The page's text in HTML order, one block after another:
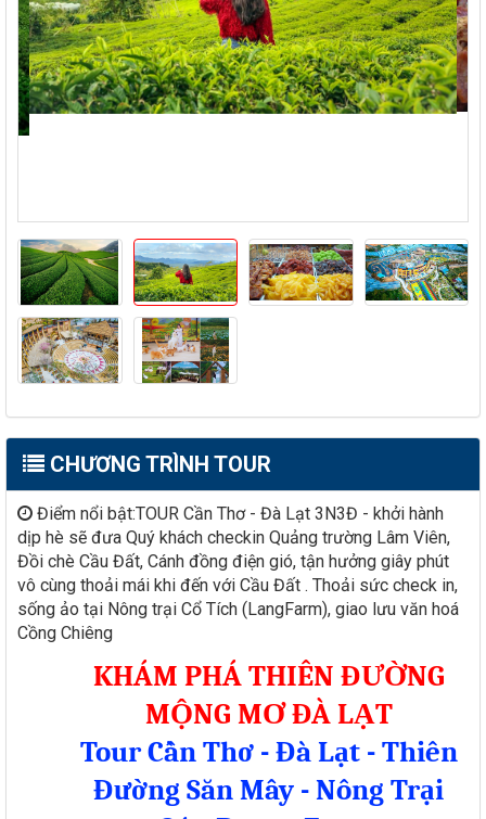
CHƯƠNG TRÌNH TOUR
Điểm nổi bật:TOUR Cần Thơ - Đà Lạt 3N3Đ - khởi hành
dịp hè sẽ đưa Quý khách checkin Quảng trường Lâm Viên,
Đồi chè Cầu Đất, Cánh đồng điện gió, tận hưởng giây phút
vô cùng thoải mái khi đến với Cầu Đất . Thoải sức check in,
sống ảo tại Nông trại Cổ Tích (LangFarm), giao lưu văn hoá
Cồng Chiêng
KHÁM PHÁ THIÊN ĐƯỜNG
MỘNG MƠ ĐÀ LẠT
Tour Cần Thơ - Đà Lạt - Thiên
Đường Săn Mây - Nông Trại